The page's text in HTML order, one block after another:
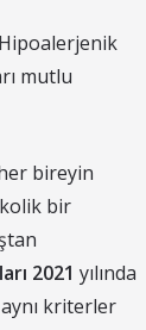
mutlu
bireyin
bir
2021 yılında
kriterler